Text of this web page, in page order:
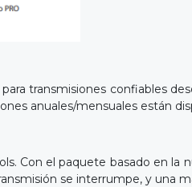
transmisiones confiables
anuales/mensuales están
Con el paquete basado en
se interrumpe, y una